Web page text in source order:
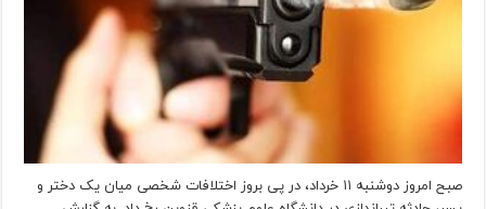
صبح امروز دوشنبه ۱۱ خرداد، در پی بروز اختلافات شخصی میان یک دختر و